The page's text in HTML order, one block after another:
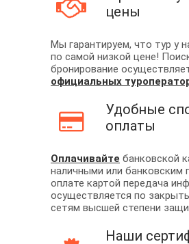
цены
Мы гарантируем, что тур у
по самой низкой цене!
бронирование
официальных
Удобные
оплаты
Оплачивайте банковской
наличными или банковским
оплате картой передача
осуществляется по
сетям высшей степени
Наши